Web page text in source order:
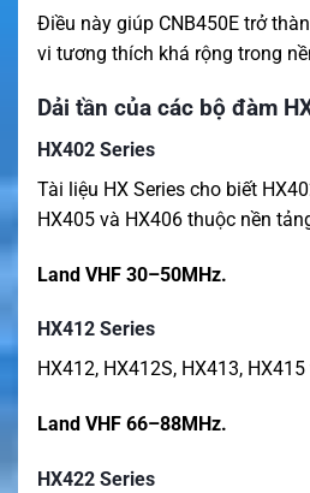
Điều này giúp CNB450E trở
vi tương thích khá rộng trong
Dải tần của các bộ đàm
HX402 Series
Tài liệu HX Series cho biết
HX405 và HX406 thuộc nền
Land VHF 30–50MHz.
HX412 Series
HX412, HX412S, HX413,
Land VHF 66–88MHz.
HX422 Series